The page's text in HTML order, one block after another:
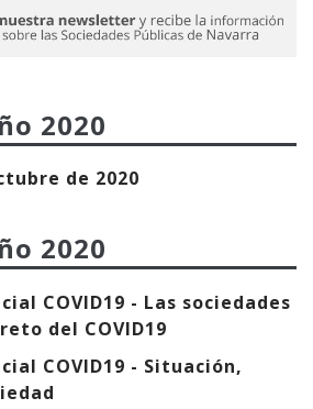
2020
de 2020
2020
COVID19 - Las sociedades
del COVID19
COVID19 - Situación,